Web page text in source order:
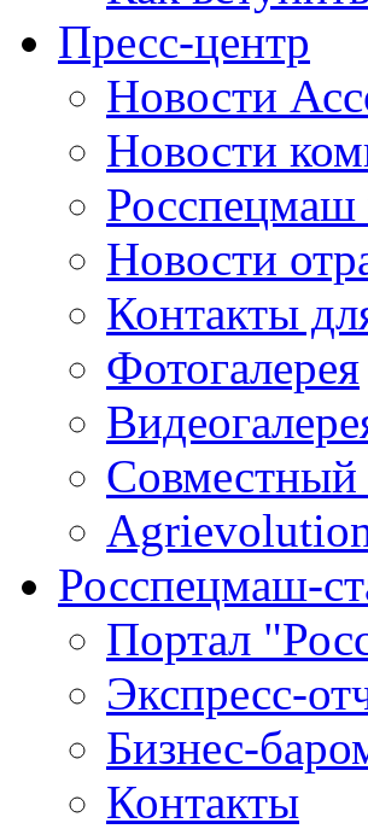
Пресс-центр
Новости
Новости
Новости
Контакты
Фотогалерея
Росспецмаш-
Портал
Экспресс-
Бизнес-
Контакты